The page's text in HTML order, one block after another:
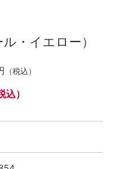
・イエロー）
（税込）
込）